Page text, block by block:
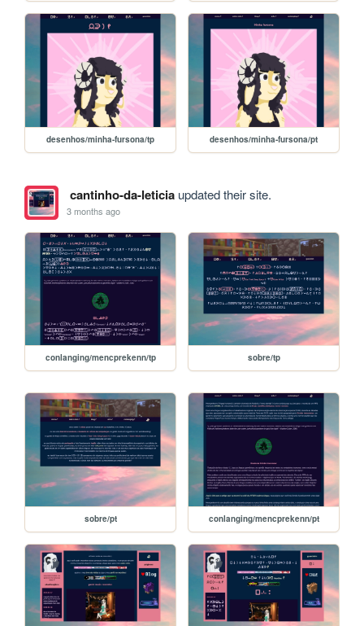
desenhos/minha-fursona/tp desenhos/minha-fursona/pt
cantinho-da-leticiaupdated their site.
3 months ago
conlanging/mencprekenn/tp sobre/tp
sobre/pt conlanging/mencprekenn/pt